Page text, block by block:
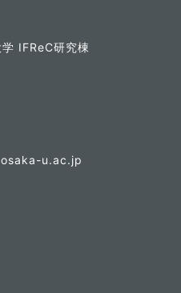
IFReC研究棟
u.ac.jp